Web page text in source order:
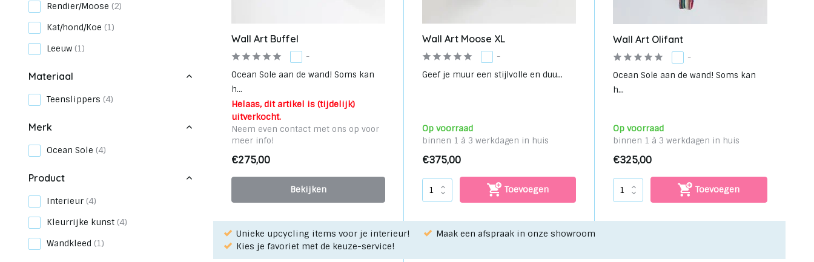
Rendier/Moose (2)
Kat/hond/Koe (1)
Leeuw (1)
Materiaal
Teenslippers (4)
Merk
Ocean Sole (4)
Product
Interieur (4)
Kleurrijke kunst (4)
Wandkleed (1)
Wall Art Buffel
-
Ocean Sole aan de wand! Soms kan
h...
Helaas, dit artikel is (tijdelijk)
uitverkocht.
Neem even contact met ons op voor
meer info!
€275,00
Bekijken
Wall Art Moose XL
-
Geef je muur een stijlvolle en duu...
Op voorraad
binnen 1 à 3 werkdagen in huis
€375,00
Toevoegen
Wall Art Olifant
-
Ocean Sole aan de wand! Soms kan
h...
Op voorraad
binnen 1 à 3 werkdagen in huis
€325,00
Toevoegen
Unieke upcycling items voor je interieur!
Maak een afspraak in onze showroom
Kies je favoriet met de keuze-service!